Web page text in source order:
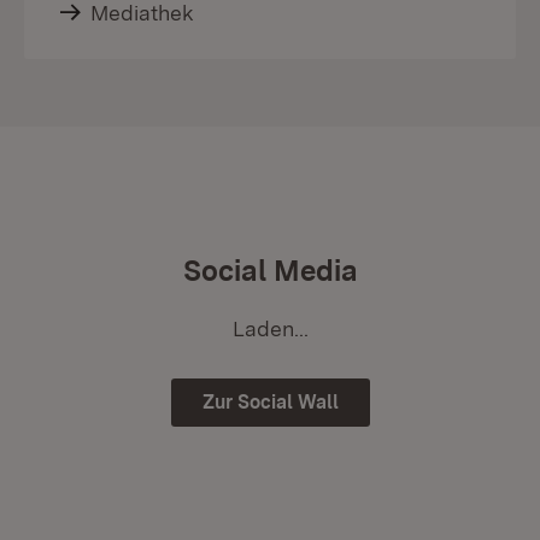
Mediathek
Social Media
Laden...
Zur Social Wall